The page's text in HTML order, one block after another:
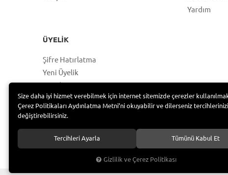
Yardım
ÜYELIK
Şifre Hatırlatma
Yeni Üyelik
Hesabım
Üye Girişi
Bayramoğlu Group /
Size daha iyi hizmet verebilmek için internet sitemizde çerezler
Çerez Politikaları Aydınlatma Metni’ni okuyabilir ve dilerseniz tercihlerinizi
değiştirebilirsiniz.
Tercihleri Ayarla Tümünü Kabul Et
Gizlilik ve Çerez Politikası